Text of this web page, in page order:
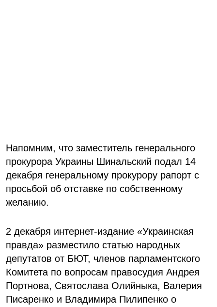
Напомним, что заместитель генерального
прокурора Украины Шинальский подал 14
декабря генеральному прокурору рапорт с
просьбой об отставке по собственному
желанию.
2 декабря интернет-издание «Украинская
правда» разместило статью народных
депутатов от БЮТ, членов парламентского
Комитета по вопросам правосудия Андрея
Портнова, Святослава Олийныка, Валерия
Писаренко и Владимира Пилипенко о